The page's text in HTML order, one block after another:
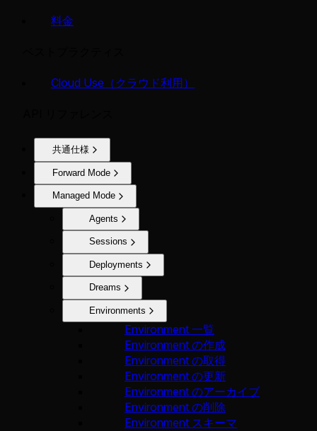
料金
Cloud Use（クラウド利用）
共通仕様
Forward Mode
Managed Mode
Agents
Sessions
Deployments
Dreams
Environments
Environment 一覧
Environment の作成
Environment の取得
Environment の更新
Environment のアーカイブ
Environment の削除
Environment スキーマ